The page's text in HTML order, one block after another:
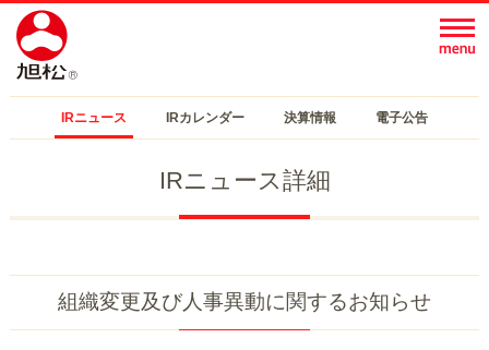
IRニュース IRカレンダー 決算情報 電子公告
IRニュース詳細
組織変更及び人事異動に関するお知らせ